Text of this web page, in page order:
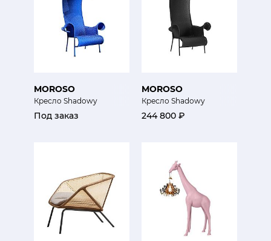
MOROSO
Кресло Shadowy
Под заказ
MOROSO
Кресло Shadowy
244 800 ₽